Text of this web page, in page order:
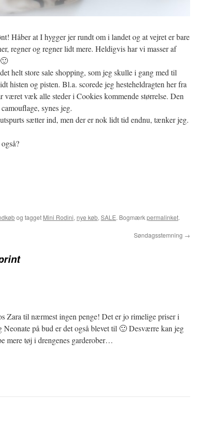
Håber at I hygger jer rundt om i landet og at vejret er bare
regner og regner lidt mere. Heldigvis har vi masser af
helt store sale shopping, som jeg skulle i gang med til
histen og pisten. Bl.a. scorede jeg hesteheldragten her fra
væk alle steder i Cookies kommende størrelse. Den
synes jeg.
sætter ind, men der er nok lidt tid endnu, tænker jeg.
og tagget Mini Rodini, nye køb, SALE. Bogmærkpermalinket.
Søndagsstemning →
Zara til nærmest ingen penge! Det er jo rimelige priser i
på bud er det også blevet til 🙂 Desværre kan jeg
mere tøj i drengenes garderober…